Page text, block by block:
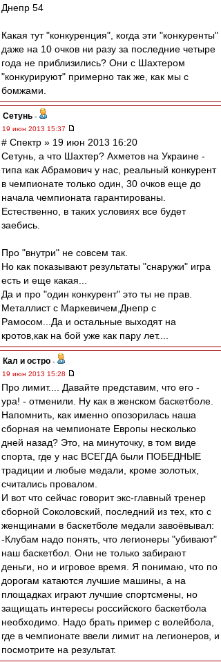
Днепр 54
Какая тут "конкуренция", когда эти "конкуренты"
даже на 10 очков ни разу за последние четыре
года не приблизились? Они с Шахтером
"конкурируют" примерно так же, как мы с
бомжами.
Сетунь -
19 июн 2013 15:37
# Спектр » 19 июн 2013 16:20
Сетунь, а что Шахтер? Ахметов на Украине -
типа как Абрамович у нас, реальный конкурент
в чемпионате только один, 30 очков еще до
начала чемпионата гарантированы.
Естественно, в таких условиях все будет
заебись.
Про "внутри" не совсем так.
Но как показывают результаты "снаружи" игра
есть и еще какая...
Да и про "один конкурент" это ты не прав.
Металлист с Маркевичем,Днепр с
Рамосом...Да и остальные выходят на
кротов,как на бой уже как пару лет....
Кал и остро -
19 июн 2013 15:28
Про лимит.... Давайте представим, что его -
ура! - отменили. Ну как в женском баскетболе.
Напомнить, как именно опозорилась наша
сборная на чемпионате Европы несколько
дней назад? Это, на минуточку, в том виде
спорта, где у нас ВСЕГДА были ПОБЕДНЫЕ
традиции и любые медали, кроме золотых,
считались провалом.
И вот что сейчас говорит экс-главный тренер
сборной Соколовский, последний из тех, кто с
женщинами в баскетболе медали завоёвывал:
-Клубам надо понять, что легионеры "убивают"
наш баскетбол. Они не только забирают
деньги, но и игровое время. Я понимаю, что по
дорогам катаются лучшие машины, а на
площадках играют лучшие спортсмены, но
защищать интересы российского баскетбола
необходимо. Надо брать пример с волейбола,
где в чемпионате ввели лимит на легионеров, и
посмотрите на результат.